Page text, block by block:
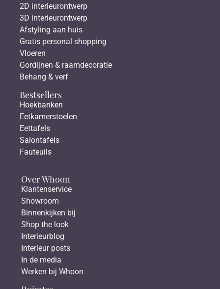
2D interieurontwerp
3D interieurontwerp
Afstyling aan huis
Gratis personal shopping
Vloeren
Gordijnen & raamdecoratie
Behang & verf
Bestsellers
Hoekbanken
Eetkamerstoelen
Eettafels
Salontafels
Fauteuils
Over Whoon
Klantenservice
Showroom
Binnenkijken bij
Shop the look
Interieurblog
Interieur posts
In de media
Werken bij Whoon